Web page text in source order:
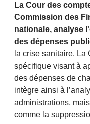
La Cour des
Commission des
nationale, analyse
des dépenses
la crise sanitaire.
spécifique visant à
des dépenses de
intègre ainsi à
administrations,
comme la